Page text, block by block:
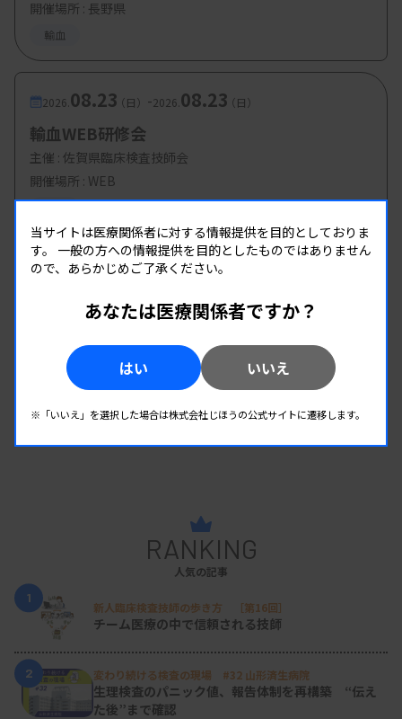
開催場所 : 長野県
輸血
2026. 08.23（日） -2026. 08.23（日）
輸血WEB研修会
主催 : 佐賀県臨床検査技師会
開催場所 : WEB
RANKING
人気の記事
1
新人臨床検査技師の歩き方 ［第16回］
チーム医療の中で信頼される技師
2 変わり続ける検査の現場 #32 山形済生病院
生理検査のパニック値、報告体制を再構築 “伝え
た後”まで確認
当サイトは医療関係者に対する情報提供を目的としておりま
す。 一般の方への情報提供を目的としたものではありません
ので、あらかじめご了承ください。
あなたは医療関係者ですか？
はい いいえ
※「いいえ」を選択した場合は株式会社じほうの公式サイトに遷移します。